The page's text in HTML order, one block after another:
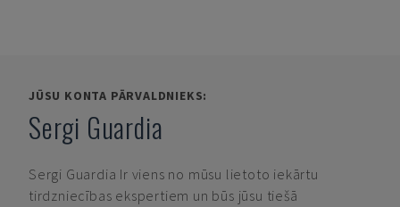
JŪSU KONTA PĀRVALDNIEKS:
Sergi Guardia
Sergi Guardia Ir viens no mūsu lietoto iekārtu
tirdzniecības ekspertiem un būs jūsu tiešā